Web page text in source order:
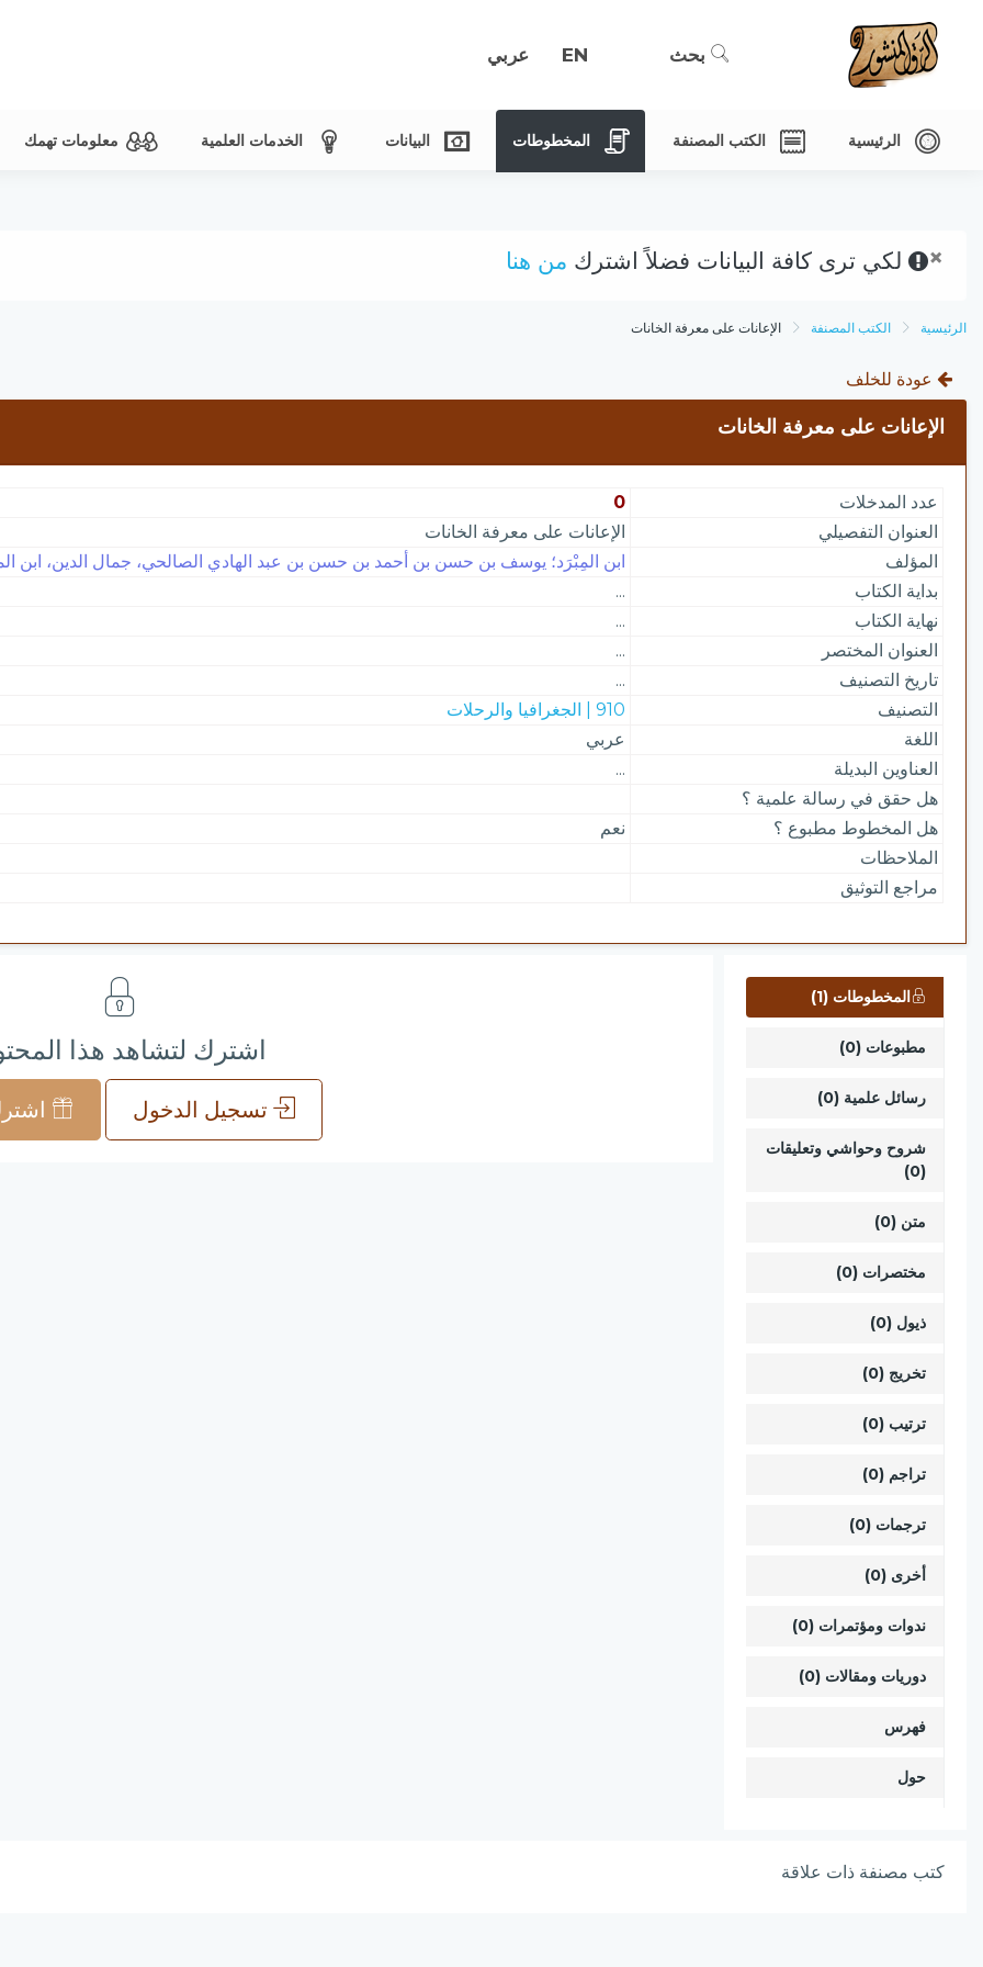
بحث EN عربي
الرئيسية الكتب المصنفة المخطوطات البيانات الخدمات العلمية معلومات تهمك
× لكي ترى كافة البيانات فضلاً اشترك من هنا
الرئيسية الكتب المصنفة الإعانات على معرفة الخانات
عودة للخلف
الإعانات على معرفة الخانات
عدد المدخلات
0
العنوان التفصيلي
الإعانات على معرفة الخانات
المؤلف
ابن المِبْرَد؛ يوسف بن حسن بن أحمد بن حسن بن عبد الهادي الصالحي، جمال الدين، ابن المبرد
بداية الكتاب
...
نهاية الكتاب
...
العنوان المختصر
...
تاريخ التصنيف
...
التصنيف
910 | الجغرافيا والرحلات
اللغة
عربي
العناوين البديلة
...
هل حقق في رسالة علمية ؟
هل المخطوط مطبوع ؟
نعم
الملاحظات
مراجع التوثيق
المخطوطات (1)
مطبوعات (0)
رسائل علمية (0)
شروح وحواشي وتعليقات
(0)
متن (0)
مختصرات (0)
ذيول (0)
تخريج (0)
ترتيب (0)
تراجم (0)
ترجمات (0)
أخرى (0)
ندوات ومؤتمرات (0)
دوريات ومقالات (0)
فهرس
حول
اشترك لتشاهد هذا
تسجيل الدخول
كتب مصنفة ذات علاقة